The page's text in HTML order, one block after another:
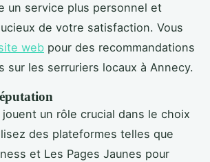
un service plus personnel et
de votre satisfaction. Vous
web pour des recommandations
sur les serruriers locaux à Annecy.
jouent un rôle crucial dans le choix
des plateformes telles que
et Les Pages Jaunes pour